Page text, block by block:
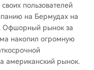
пользователей
на Бермудах на
Офшорный рынок за
накопил огромную
американский рынок.